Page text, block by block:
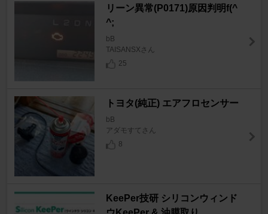
リーン異常(P0171)原因判明f(^
^;
bB
TAISANSXさん
25
トヨタ(純正) エアフロセンサー
bB
アダモすてさん
8
KeePer技研 シリコンウィンド